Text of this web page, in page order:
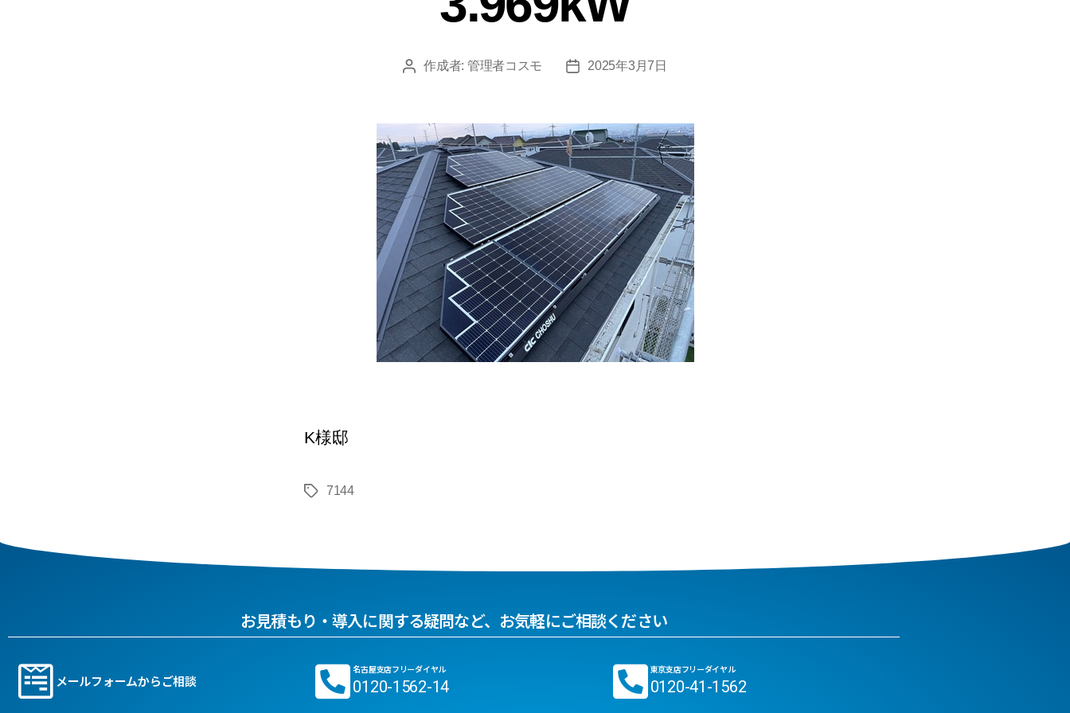
作成者: 管理者コスモ 2025年3月7日
K様邸
7144
お見積もり・導入に関する疑問など、お気軽にご相談ください
メールフォームからご相談
名古屋支店フリーダイヤル
0120-1562-14
東京支店フリーダイヤル
0120-41-1562